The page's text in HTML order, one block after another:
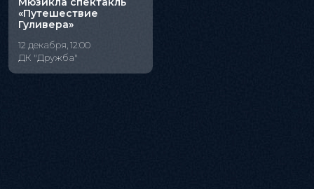
«Путешествие
Гуливера»
12 декабря, 12:00
ДК "Дружба"